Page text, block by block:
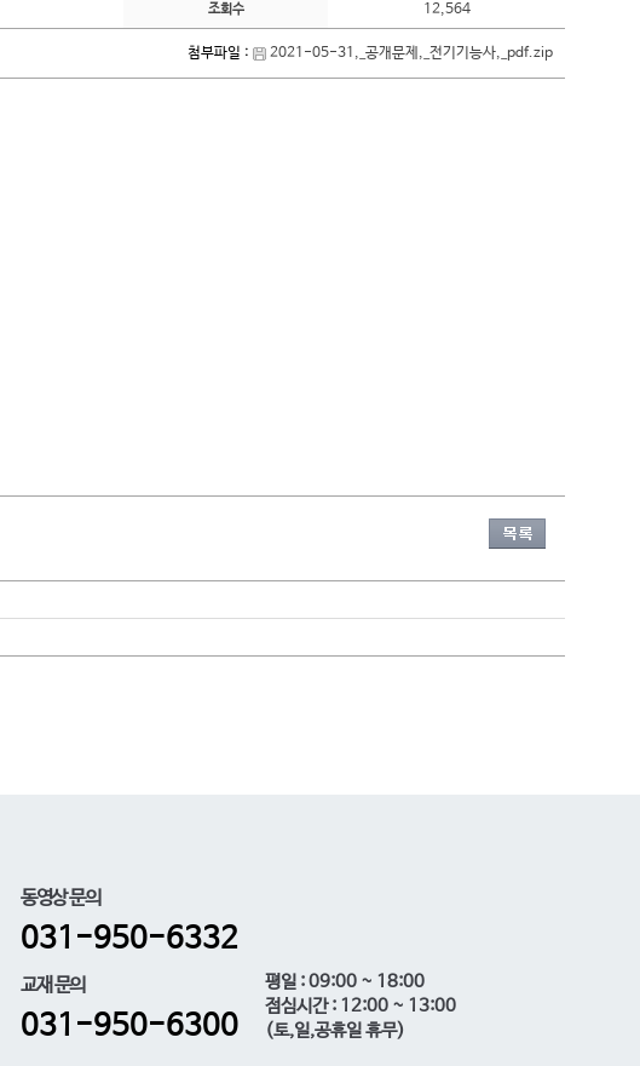
조회수 12,564
첨부파일 : 2021-05-31,_공개문제,_전기기능사,_pdf.zip
동영상 문의
031-950-6332
교재 문의
031-950-6300
평일 : 09:00 ~ 18:00
점심시간 : 12:00 ~ 13:00
(토,일,공휴일 휴무)